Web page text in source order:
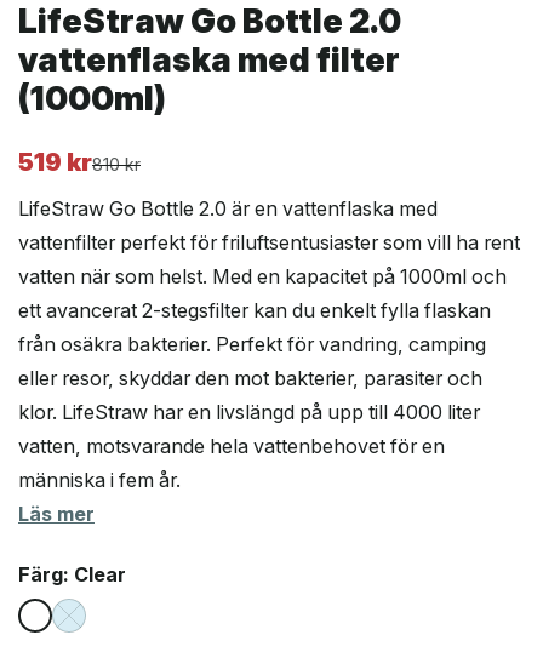
LifeStraw Go Bottle 2.0
vattenflaska med filter
(1000ml)
810kr
Det
priset
var:
810 kr.
519 kr
Det
priset
är:
519 kr.
LifeStraw Go Bottle 2.0 är en vattenflaska med
vattenfilter perfekt för friluftsentusiaster som vill ha rent
vatten när som helst. Med en kapacitet på 1000ml och
ett avancerat 2-stegsfilter kan du enkelt fylla flaskan
från osäkra bakterier. Perfekt för vandring, camping
eller resor, skyddar den mot bakterier, parasiter och
klor. LifeStraw har en livslängd på upp till 4000 liter
vatten, motsvarande hela vattenbehovet för en
människa i fem år.
Läs mer
Färg: Clear